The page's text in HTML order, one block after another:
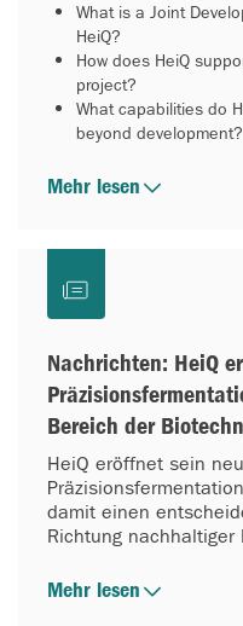
What is a Joint
HeiQ?
How does HeiQ
project?
What capabilities do
beyond development?
Mehr lesen
Nachrichten: HeiQ
Bereich der
HeiQ eröffnet sein
damit einen
Richtung nachhaltiger
Mehr lesen